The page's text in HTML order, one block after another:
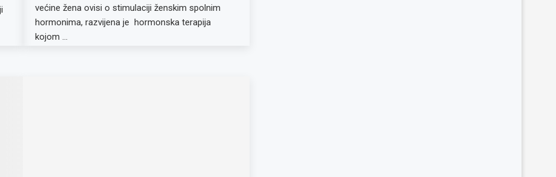
većine žena ovisi o stimulaciji ženskim spolnim
hormonima, razvijena je hormonska terapija
kojom …